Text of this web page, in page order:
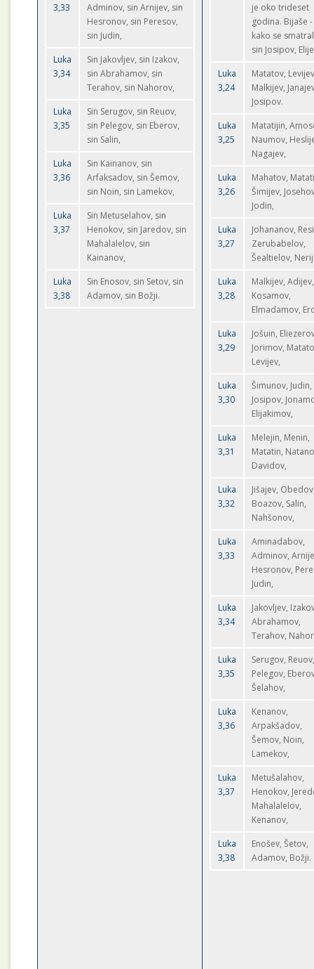
3,33
Adminov, sin Arnijev, sin
Hesronov, sin Peresov,
sin Judin,
Luka
3,34
Sin Jakovljev, sin Izakov,
sin Abrahamov, sin
Terahov, sin Nahorov,
Luka
3,35
Sin Serugov, sin Reuov,
sin Pelegov, sin Eberov,
sin Salin,
Luka
3,36
Sin Kainanov, sin
Arfaksadov, sin Šemov,
sin Noin, sin Lamekov,
Luka
3,37
Sin Metuselahov, sin
Henokov, sin Jaredov, sin
Mahalalelov, sin
Kainanov,
Luka
3,38
Sin Enosov, sin Setov, sin
Adamov, sin Božji.
je oko trideset
godina. Bijaše -
kako se
sin Josipov,
Luka
3,24
Matatov,
Malkijev,
Josipov.
Luka
3,25
Matatijin,
Naumov,
Nagajev,
Luka
3,26
Mahatov,
Šimijev,
Jodin,
Luka
3,27
Johananov,
Zerubabelov,
Šealtielov,
Luka
3,28
Malkijev, Adijev,
Kosamov,
Elmadamov,
Luka
3,29
Jošuin,
Jorimov,
Levijev,
Luka
3,30
Šimunov, Judin,
Josipov,
Elijakimov,
Luka
3,31
Melejin, Menin,
Matatin,
Davidov,
Luka
3,32
Jišajev,
Boazov, Salin,
Nahšonov,
Luka
3,33
Aminadabov,
Adminov,
Hesronov,
Judin,
Luka
3,34
Jakovljev,
Abrahamov,
Terahov,
Luka
3,35
Serugov,
Pelegov,
Šelahov,
Luka
3,36
Kenanov,
Arpakšadov,
Šemov, Noin,
Lamekov,
Luka
3,37
Metušalahov,
Henokov,
Mahalalelov,
Kenanov,
Luka
3,38
Enošev, Šetov,
Adamov, Božji.